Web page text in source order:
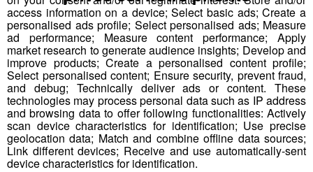
Hier, forces de l’ordre et manifestants se sont
longuement affrontés sur le parvis de la gare
d’Annecy.
Société
access information on a device; Select basic ads; Create a
personalised ads profile; Select personalised ads; Measure
ad performance; Measure content performance; Apply
market research to generate audience insights; Develop and
improve products; Create a personalised content profile;
Select personalised content; Ensure security, prevent fraud,
and debug; Technically deliver ads or content. These
technologies may process personal data such as IP address
and browsing data to offer following functionalities: Actively
scan device characteristics for identification; Use precise
geolocation data; Match and combine offline data sources;
Link different devices; Receive and use automatically-sent
device characteristics for identification.